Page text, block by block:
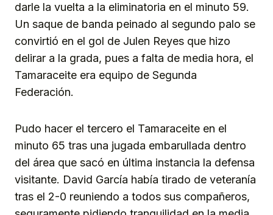
darle la vuelta a la eliminatoria en el minuto 59.
Un saque de banda peinado al segundo palo se
convirtió en el gol de Julen Reyes que hizo
delirar a la grada, pues a falta de media hora, el
Tamaraceite era equipo de Segunda
Federación.
Pudo hacer el tercero el Tamaraceite en el
minuto 65 tras una jugada embarullada dentro
del área que sacó en última instancia la defensa
visitante. David García había tirado de veteranía
tras el 2-0 reuniendo a todos sus compañeros,